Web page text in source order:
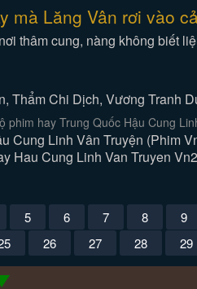
mà Lăng Vân rơi vào
thâm cung, nàng không biết
Thẩm Chi Dịch, Vương Tranh
phim hay Trung Quốc Hậu Cung
Cung Linh Vân Truyện (Phim
Hau Cung Linh Van Truyen
5 6 7 8 9
26 27 28 29